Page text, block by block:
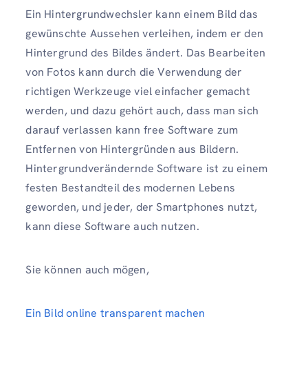
Ein Hintergrundwechsler kann einem Bild das
gewünschte Aussehen verleihen, indem er den
Hintergrund des Bildes ändert. Das Bearbeiten
von Fotos kann durch die Verwendung der
richtigen Werkzeuge viel einfacher gemacht
werden, und dazu gehört auch, dass man sich
darauf verlassen kann free Software zum
Entfernen von Hintergründen aus Bildern.
Hintergrundverändernde Software ist zu einem
festen Bestandteil des modernen Lebens
geworden, und jeder, der Smartphones nutzt,
kann diese Software auch nutzen.
Sie können auch mögen,
Ein Bild online transparent machen